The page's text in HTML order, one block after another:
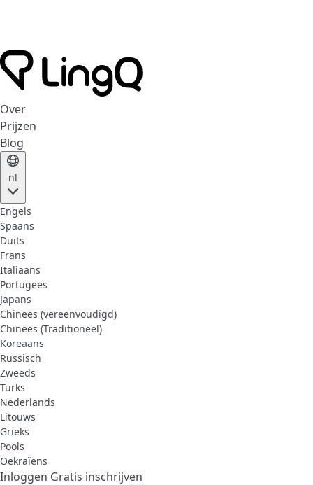
Over
Prijzen
Blog
nl
Engels
Spaans
Duits
Frans
Italiaans
Portugees
Japans
Chinees (vereenvoudigd)
Chinees (Traditioneel)
Koreaans
Russisch
Zweeds
Turks
Nederlands
Litouws
Grieks
Pools
Oekraïens
Inloggen Gratis inschrijven